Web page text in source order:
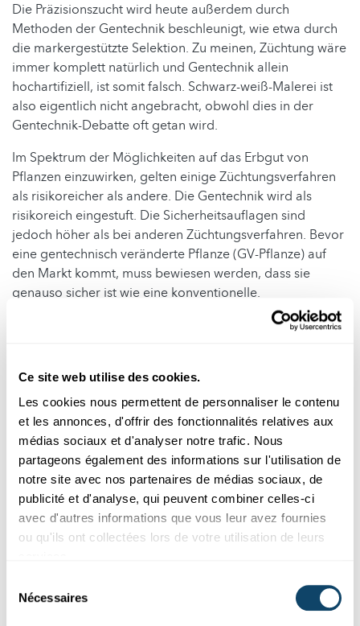
Ce site web utilise des cookies.
Les cookies nous permettent de personnaliser le contenu
et les annonces, d'offrir des fonctionnalités relatives aux
médias sociaux et d'analyser notre trafic. Nous
partageons également des informations sur l'utilisation de
notre site avec nos partenaires de médias sociaux, de
publicité et d'analyse, qui peuvent combiner celles-ci
avec d'autres informations que vous leur avez fournies
ou qu'ils ont collectées lors de votre utilisation de leurs
Nécessaires
Die Präzisionszucht wird heute außerdem durch
Methoden der Gentechnik beschleunigt, wie etwa durch
die markergestützte Selektion. Zu meinen, Züchtung wäre
immer komplett natürlich und Gentechnik allein
hochartifiziell, ist somit falsch. Schwarz-weiß-Malerei ist
also eigentlich nicht angebracht, obwohl dies in der
Gentechnik-Debatte oft getan wird.
Im Spektrum der Möglichkeiten auf das Erbgut von
Pflanzen einzuwirken, gelten einige Züchtungsverfahren
als risikoreicher als andere. Die Gentechnik wird als
risikoreich eingestuft. Die Sicherheitsauflagen sind
jedoch höher als bei anderen Züchtungsverfahren. Bevor
eine gentechnisch veränderte Pflanze (GV-Pflanze) auf
den Markt kommt, muss bewiesen werden, dass sie
genauso sicher ist wie eine konventionelle.
Weshalb haben viele Menschen Angst vor Genfood?
Wenn es bisher keinen Nachweis dafür gibt, Gentechnik
sei schädlich für den Menschen, weshalb wird sie dann so
viel kritisiert?
Welche transgene Pflanzen sind bisher auf dem Markt?
Brauchen wir überhaupt Gentechnik in Europa?
Ist die pauschale Frage „Gentechnik ja oder nein?“
überhaupt relevant? Oder geht es vielmehr um
Nachhaltigkeitskriterien?
Welche weiteren Beispiele gibt es, wo Gentechnik für
arme Leute eingesetzt werden soll?